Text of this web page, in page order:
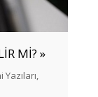
Mİ? »
,